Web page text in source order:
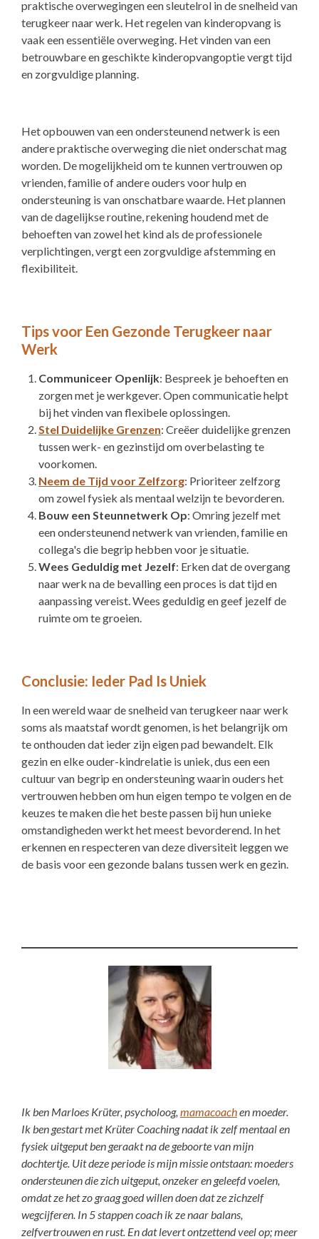
praktische overwegingen een sleutelrol in de snelheid van
terugkeer naar werk. Het regelen van kinderopvang is
vaak een essentiële overweging. Het vinden van een
betrouwbare en geschikte kinderopvangoptie vergt tijd
en zorgvuldige planning.
Het opbouwen van een ondersteunend netwerk is een
andere praktische overweging die niet onderschat mag
worden. De mogelijkheid om te kunnen vertrouwen op
vrienden, familie of andere ouders voor hulp en
ondersteuning is van onschatbare waarde. Het plannen
van de dagelijkse routine, rekening houdend met de
behoeften van zowel het kind als de professionele
verplichtingen, vergt een zorgvuldige afstemming en
flexibiliteit.
Tips voor Een Gezonde Terugkeer naar
Werk
Communiceer Openlijk: Bespreek je behoeften en
zorgen met je werkgever. Open communicatie helpt
bij het vinden van flexibele oplossingen.
Stel Duidelijke Grenzen: Creëer duidelijke grenzen
tussen werk- en gezinstijd om overbelasting te
voorkomen.
Neem de Tijd voor Zelfzorg: Prioriteer zelfzorg
om zowel fysiek als mentaal welzijn te bevorderen.
Bouw een Steunnetwerk Op: Omring jezelf met
een ondersteunend netwerk van vrienden, familie en
collega's die begrip hebben voor je situatie.
Wees Geduldig met Jezelf: Erken dat de overgang
naar werk na de bevalling een proces is dat tijd en
aanpassing vereist. Wees geduldig en geef jezelf de
ruimte om te groeien.
Conclusie: Ieder Pad Is Uniek
In een wereld waar de snelheid van terugkeer naar werk
soms als maatstaf wordt genomen, is het belangrijk om
te onthouden dat ieder zijn eigen pad bewandelt. Elk
gezin en elke ouder-kindrelatie is uniek, dus een een
cultuur van begrip en ondersteuning waarin ouders het
vertrouwen hebben om hun eigen tempo te volgen en de
keuzes te maken die het beste passen bij hun unieke
omstandigheden werkt het meest bevorderend. In het
erkennen en respecteren van deze diversiteit leggen we
de basis voor een gezonde balans tussen werk en gezin.
Ik ben Marloes Krüter, psycholoog, mamacoachen moeder.
Ik ben gestart met Krüter Coaching nadat ik zelf mentaal en
fysiek uitgeput ben geraakt na de geboorte van mijn
dochtertje. Uit deze periode is mijn missie ontstaan: moeders
ondersteunen die zich uitgeput, onzeker en geleefd voelen,
omdat ze het zo graag goed willen doen dat ze zichzelf
wegcijferen. In 5 stappen coach ik ze naar balans,
zelfvertrouwen en rust. En dat levert ontzettend veel op; meer